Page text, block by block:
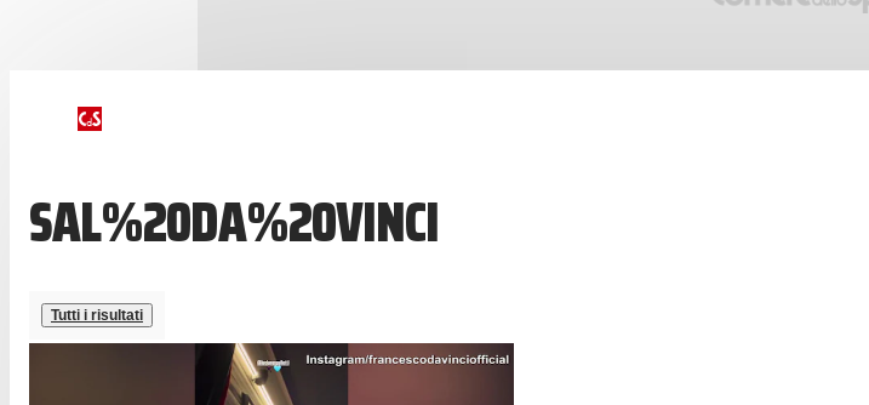
SAL%20DA%20VINCI
Tutti i risultati